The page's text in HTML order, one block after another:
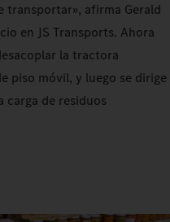
transportar», afirma Gerald
en JS Transports. Ahora
la tractora
piso móvil, y luego se dirige
carga de residuos